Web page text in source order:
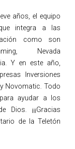
años, el equipo
integra a las
como son
Nevada
Y en este año,
Inversiones
Novomatic. Todo
ayudar a los
¡¡¡Gracias
de la Teletón